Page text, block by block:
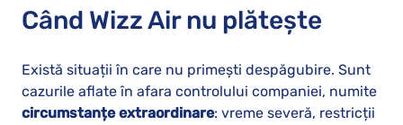
Când Wizz Air nu plătește
Există situații în care nu primești despăgubire. Sunt
cazurile aflate în afara controlului companiei, numite
circumstanțe extraordinare: vreme severă, restricții